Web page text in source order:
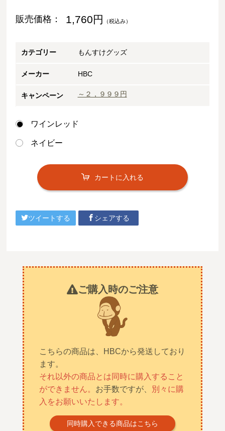
販売価格： 1,760円 （税込み）
カテゴリー もんすけグッズ
メーカー HBC
キャンペーン ～２，９９９円
ワインレッド
ネイビー
カートに入れる
ツイートする シェアする
ご購入時のご注意
こちらの商品は、HBCから発送しており
ます。
それ以外の商品とは同時に購入すること
ができません。 お手数ですが、
別々に購
入をお願いいたします。
同時購入できる商品はこちら